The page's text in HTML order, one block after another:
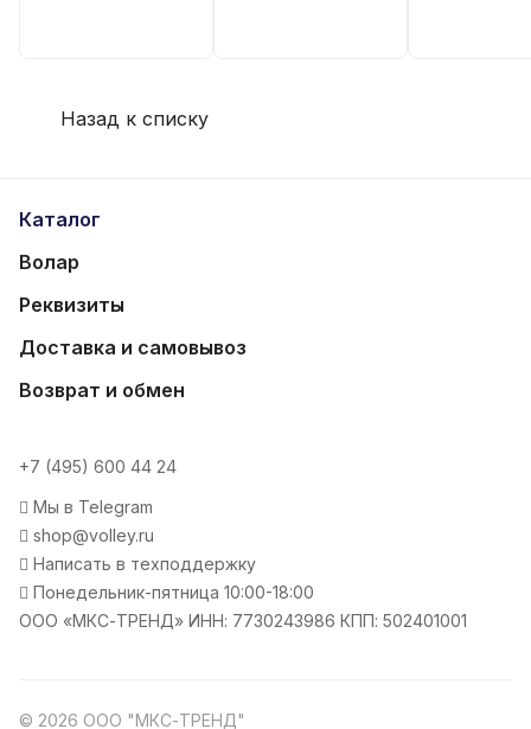
Назад к списку
Каталог
Волар
Реквизиты
Доставка и самовывоз
Возврат и обмен
+7 (495) 600 44 24
Мы в Telegram
shop@volley.ru
Написать в техподдержку
Понедельник-пятница 10:00-18:00
ООО «МКС-ТРЕНД» ИНН: 7730243986 КПП: 502401001
© 2026 ООО "МКС-ТРЕНД"